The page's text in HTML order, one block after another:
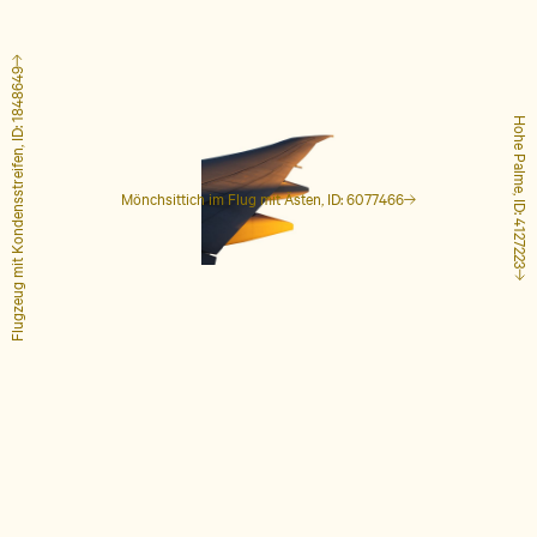
Mönchsittich im Flug mit Ästen, ID: 6077466 Hohe Palme, ID: 4127223
Flugzeug mit Kondensstreifen, ID: 1848649